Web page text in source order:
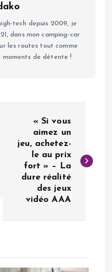
tech depuis 2009, je
dans mon camping-car
les routes tout comme
de détente !
« Si vous
aimez un
jeu, achetez-
le au prix
fort » – La
dure réalité
des jeux
vidéo AAA